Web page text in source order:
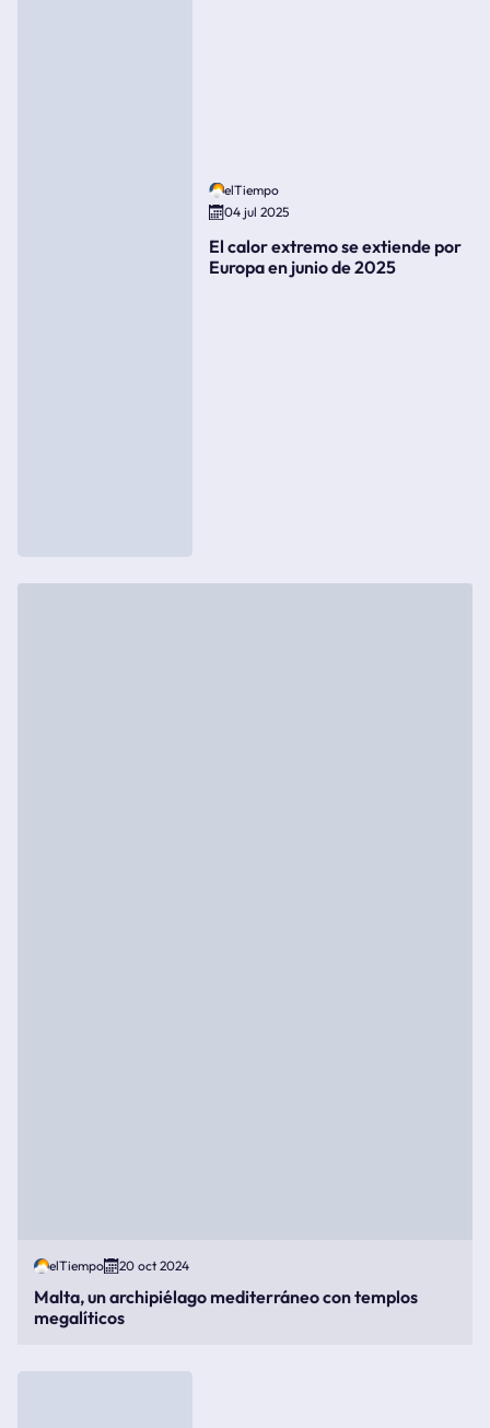
elTiempo
04 jul 2025
El calor extremo se extiende por
Europa en junio de 2025
elTiempo 20 oct 2024
Malta, un archipiélago mediterráneo con templos
megalíticos